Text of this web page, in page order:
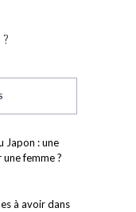
Japon : une
femme ?
à avoir dans